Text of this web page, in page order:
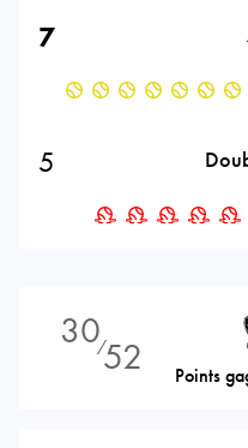
7
5
30⁄52 Points